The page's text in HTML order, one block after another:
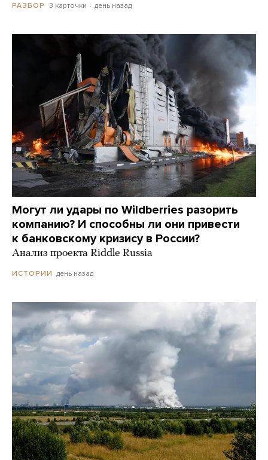
РАЗБОР 3 карточки день назад
Могут ли удары по Wildberries разорить
компанию? И способны ли они привести
к банковскому кризису в России?
Анализ проекта Riddle Russia
ИСТОРИИ день назад